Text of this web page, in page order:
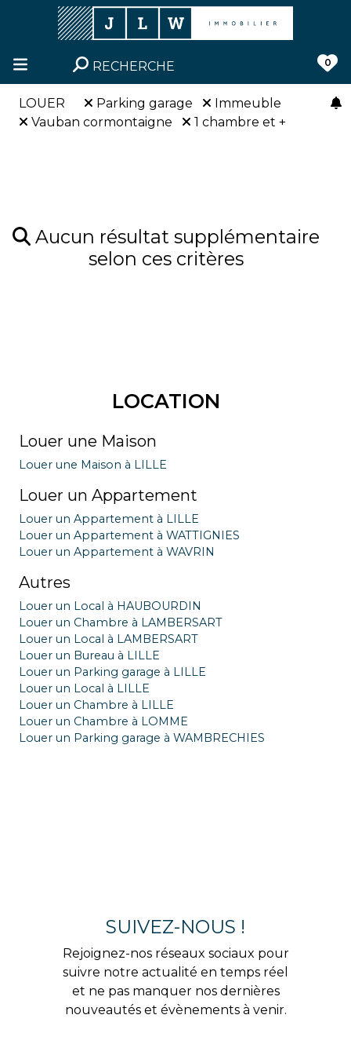
RECHERCHE 0
LOUER Parking garage
Immeuble
Vauban cormontaigne
1 chambre et +
Aucun résultat supplémentaire
selon ces critères
LOCATION
Louer une Maison
Louer une Maison à LILLE
Louer un Appartement
Louer un Appartement à LILLE
Louer un Appartement à WATTIGNIES
Louer un Appartement à WAVRIN
Autres
Louer un Local à HAUBOURDIN
Louer un Chambre à LAMBERSART
Louer un Local à LAMBERSART
Louer un Bureau à LILLE
Louer un Parking garage à LILLE
Louer un Local à LILLE
Louer un Chambre à LILLE
Louer un Chambre à LOMME
Louer un Parking garage à WAMBRECHIES
SUIVEZ-NOUS !
Rejoignez-nos réseaux sociaux pour
suivre notre actualité en temps réel
et ne pas manquer nos dernières
nouveautés et évènements à venir.